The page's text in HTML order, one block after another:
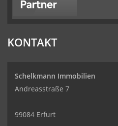
KONTAKT
Schelkmann Immobilien
Andreasstraße 7
99084 Erfurt